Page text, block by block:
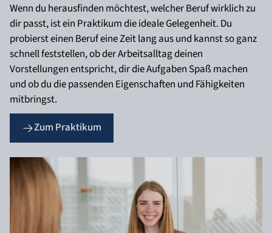
Wenn du herausfinden möchtest, welcher Beruf wirklich zu
dir passt, ist ein Praktikum die ideale Gelegenheit. Du
probierst einen Beruf eine Zeit lang aus und kannst so ganz
schnell feststellen, ob der Arbeitsalltag deinen
Vorstellungen entspricht, dir die Aufgaben Spaß machen
und ob du die passenden Eigenschaften und Fähigkeiten
mitbringst.
Zum Praktikum